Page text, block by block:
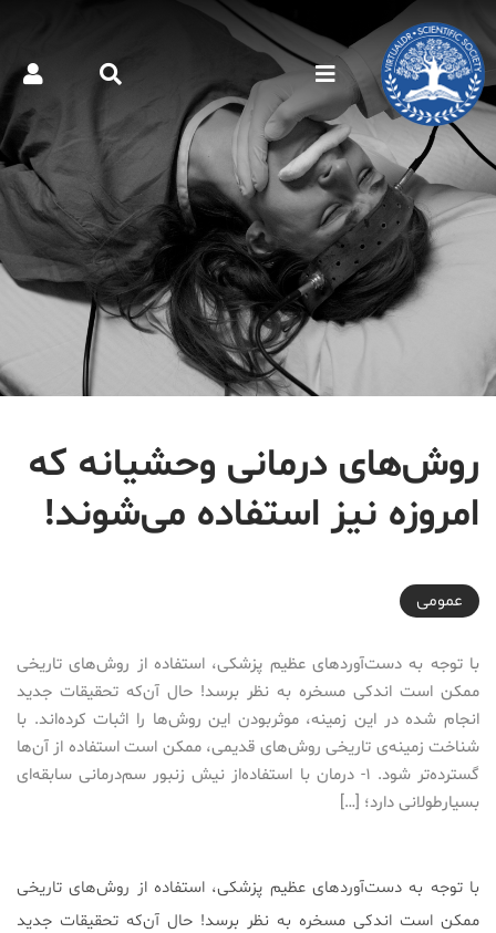
روش‌های درمانی وحشیانه که
امروزه نیز استفاده می‌شوند!
2016-08-25T20:55:05+04:30
عمومی
با توجه به دست‌آورد‌های عظیم پزشکی، استفاده از روش‌های تاریخی
ممکن است اندکی مسخره به نظر برسد! حال آن‌که تحقیقات جدید
انجام شده در این زمینه، موثربودن این روش‌ها را اثبات کرده‌اند. با
شناخت زمینه‌ی تاریخی روش‌های قدیمی، ممکن است استفاده‌ از آن‌ها
گسترده‌تر شود. ۱- درمان با استفاده‌از نیش زنبور سم‌درمانی سابقه‌ای
بسیارطولانی دارد؛ […]
با توجه به دست‌آورد‌های عظیم پزشکی، استفاده از روش‌های تاریخی
ممکن است اندکی مسخره به نظر برسد! حال آن‌که تحقیقات جدید